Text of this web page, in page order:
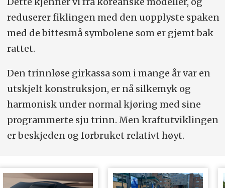
reduserer fiklingen med den uopplyste spaken
med de bittesmå symbolene som er gjemt bak
rattet.
Den trinnløse girkassa som i mange år var en
utskjelt konstruksjon, er nå silkemyk og
harmonisk under normal kjøring med sine
programmerte sju trinn. Men kraftutviklingen
er beskjeden og forbruket relativt høyt.